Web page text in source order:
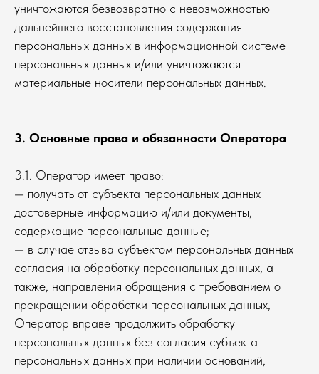
уничтожаются безвозвратно с невозможностью
дальнейшего восстановления содержания
персональных данных в информационной системе
персональных данных и/или уничтожаются
материальные носители персональных данных.
3. Основные права и обязанности Оператора
3.1. Оператор имеет право:
— получать от субъекта персональных данных
достоверные информацию и/или документы,
содержащие персональные данные;
— в случае отзыва субъектом персональных данных
согласия на обработку персональных данных, а
также, направления обращения с требованием о
прекращении обработки персональных данных,
Оператор вправе продолжить обработку
персональных данных без согласия субъекта
персональных данных при наличии оснований,